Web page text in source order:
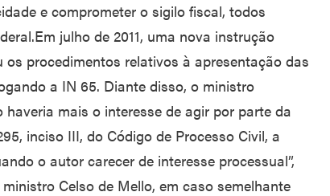
e comprometer o sigilo fiscal, todos
julho de 2011, uma nova instrução
os procedimentos relativos à apresentação das
a IN 65. Diante disso, o ministro
mais o interesse de agir por parte da
inciso III, do Código de Processo Civil, a
o autor carecer de interesse processual”,
Celso de Mello, em caso semelhante